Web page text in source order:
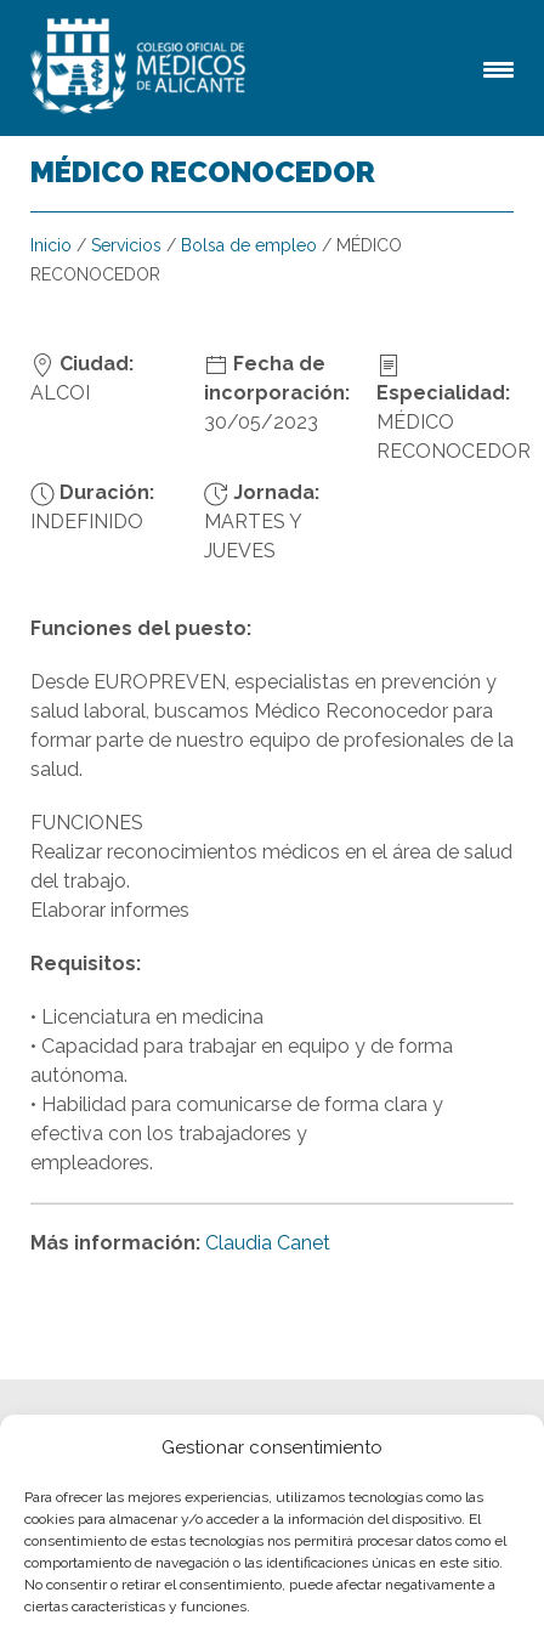
Gestionar consentimiento
Para ofrecer las mejores experiencias, utilizamos tecnologías como las
cookies para almacenar y/o acceder a la información del dispositivo. El
consentimiento de estas tecnologías nos permitirá procesar datos como el
comportamiento de navegación o las identificaciones únicas en este sitio.
No consentir o retirar el consentimiento, puede afectar negativamente a
ciertas características y funciones.
MÉDICO RECONOCEDOR
Inicio / Servicios / Bolsa de empleo / MÉDICO
RECONOCEDOR
Ciudad:
ALCOI
Fecha de
incorporación:
30/05/2023
Especialidad:
MÉDICO
RECONOCEDOR
Duración:
INDEFINIDO
Jornada:
MARTES Y
JUEVES
Funciones del puesto:
Desde EUROPREVEN, especialistas en prevención y
salud laboral, buscamos Médico Reconocedor para
formar parte de nuestro equipo de profesionales de la
salud.
FUNCIONES
Realizar reconocimientos médicos en el área de salud
del trabajo.
Elaborar informes
Requisitos:
• Licenciatura en medicina
• Capacidad para trabajar en equipo y de forma
autónoma.
• Habilidad para comunicarse de forma clara y
efectiva con los trabajadores y
empleadores.
Más información: Claudia Canet